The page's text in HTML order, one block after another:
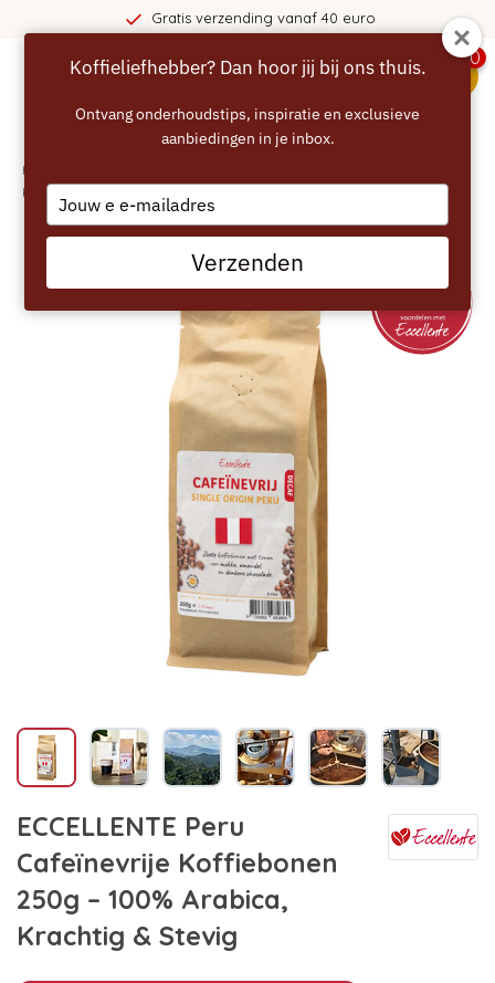
365
0
Home
Krachtig & Stevig
ECCELLENTE Peru
Cafeïnevrije Koffiebonen
250g – 100% Arabica,
Krachtig & Stevig
Koffieliefhebber? Dan hoor jij bij ons thuis.
Ontvang onderhoudstips, inspiratie en exclusieve
aanbiedingen in je inbox.
Type
your
email
Verzenden